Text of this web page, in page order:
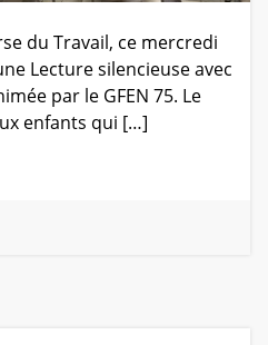
du Travail, ce mercredi
Lecture silencieuse avec
par le GFEN 75. Le
enfants qui […]